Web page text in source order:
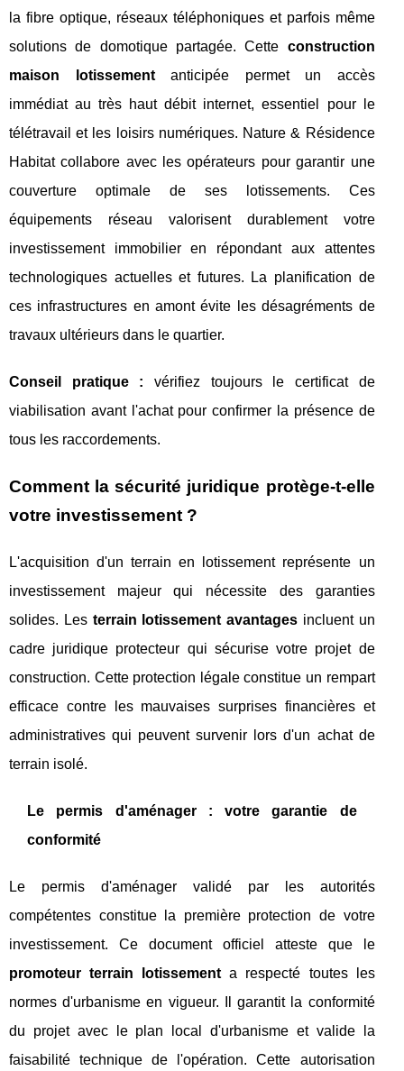
la fibre optique, réseaux téléphoniques et parfois même
solutions de domotique partagée. Cette construction
maison lotissementanticipée permet un accès
immédiat au très haut débit internet, essentiel pour le
télétravail et les loisirs numériques. Nature & Résidence
Habitat collabore avec les opérateurs pour garantir une
couverture optimale de ses lotissements. Ces
équipements réseau valorisent durablement votre
investissement immobilier en répondant aux attentes
technologiques actuelles et futures. La planification de
ces infrastructures en amont évite les désagréments de
travaux ultérieurs dans le quartier.
Conseil pratique : vérifiez toujours le certificat de
viabilisation avant l'achat pour confirmer la présence de
tous les raccordements.
Comment la sécurité juridique protège-t-elle
votre investissement ?
L'acquisition d'un terrain en lotissement représente un
investissement majeur qui nécessite des garanties
solides. Les terrain lotissement avantages incluent un
cadre juridique protecteur qui sécurise votre projet de
construction. Cette protection légale constitue un rempart
efficace contre les mauvaises surprises financières et
administratives qui peuvent survenir lors d'un achat de
terrain isolé.
Le permis d'aménager : votre garantie de
conformité
Le permis d'aménager validé par les autorités
compétentes constitue la première protection de votre
investissement. Ce document officiel atteste que le
promoteur terrain lotissement a respecté toutes les
normes d'urbanisme en vigueur. Il garantit la conformité
du projet avec le plan local d'urbanisme et valide la
faisabilité technique de l'opération. Cette autorisation